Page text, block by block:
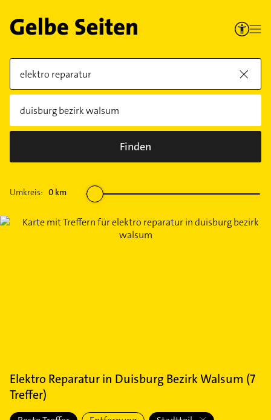
Finden
Umkreis: 0 km
Elektro Reparaturin Duisburg Bezirk Walsum (7
Treffer)